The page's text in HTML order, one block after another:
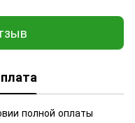
полной оплаты